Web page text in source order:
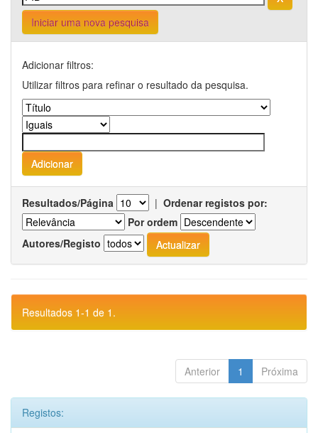
Iniciar uma nova pesquisa
Adicionar filtros:
Utilizar filtros para refinar o resultado da pesquisa.
Resultados/Página | Ordenar registos por:
Por ordem
Autores/Registo
Resultados 1-1 de 1.
Anterior 1 Próxima
Registos: